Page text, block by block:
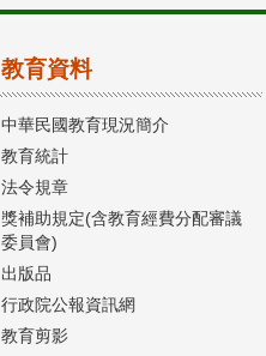
教育資料
中華民國教育現況簡介
教育統計
法令規章
獎補助規定(含教育經費分配審議
委員會)
出版品
行政院公報資訊網
教育剪影